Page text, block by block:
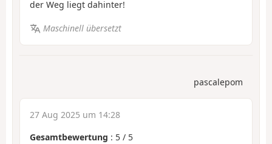
der Weg liegt dahinter!
Maschinell übersetzt
pascalepom
27 Aug 2025 um 14:28
Gesamtbewertung : 5 / 5